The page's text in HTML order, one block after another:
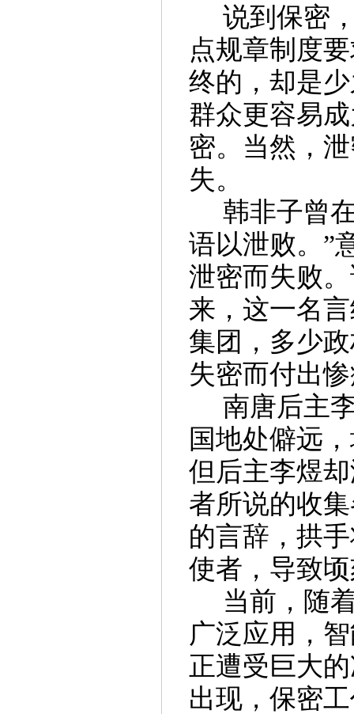
说到保密
点规章制度
终的，却是
群众更容易
密。当然，
失。
韩非子曾
语以泄败。”
泄密而失败
来，这一名
集团，多少
失密而付出
南唐后主
国地处僻远
但后主李煜
者所说的收
的言辞，拱
使者，导致
当前，随
广泛应用，
正遭受巨大
出现，保密